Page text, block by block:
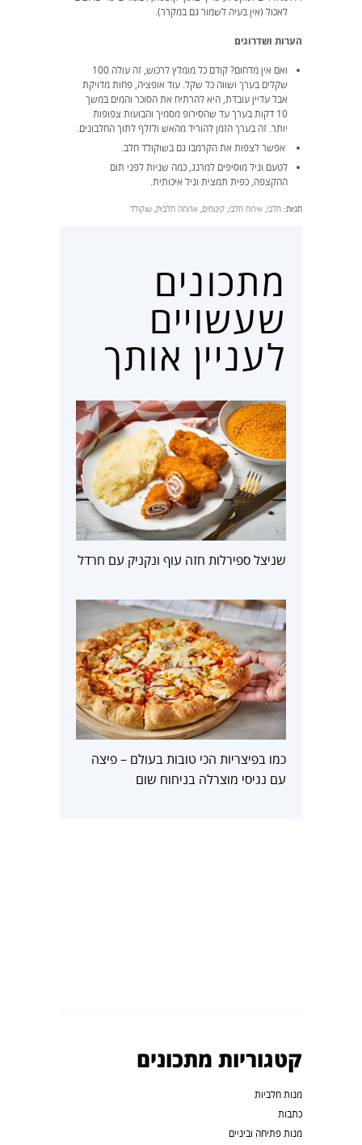
לאכול (אין בעיה לשמור גם במקרר).
הערות ושדרוגים
ואם אין מדחום? קודם כל מומלץ לרכוש, זה עולה 100
שקלים בערך ושווה כל שקל. עוד אופציה, פחות מדויקת
אבל עדיין עובדת, היא להרתיח את הסוכר והמים במשך
10 דקות בערך עד שהסירופ מסמיך והבועות צפופות
יותר. זה בערך הזמן להוריד מהאש ולזלף לתוך החלבונים.
אפשר לצפות את הקרמבו גם בשוקולד חלב.
לטעם וניל מוסיפים למרנג, כמה שניות לפני תום
ההקצפה, כפית תמצית וניל איכותית.
תגיות: חלבי, אירוח חלבי, קינוחים, ארוחה חלבית, שוקולד
מתכונים
שעשויים
לעניין אותך
שניצל ספירלות חזה עוף ונקניק עם חרדל
כמו בפיצריות הכי טובות בעולם – פיצה
עם נגיסי מוצרלה בניחוח שום
קטגוריות מתכונים
מנות חלביות
כתבות
מנות פתיחה וביניים